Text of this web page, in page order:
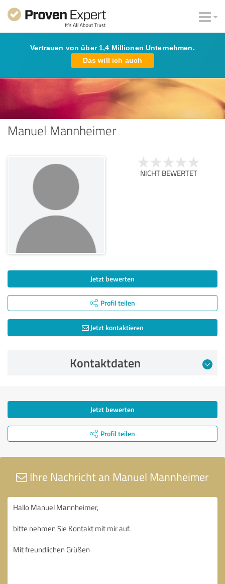
Vertrauen von über 1,4 Millionen Unternehmen.
Das will ich auch
Manuel Mannheimer
NICHT BEWERTET
Jetzt bewerten
Profil teilen
Jetzt kontaktieren
Kontaktdaten
Jetzt bewerten
Profil teilen
Ihre Nachricht an Manuel Mannheimer